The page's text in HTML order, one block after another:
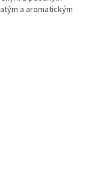
a aromatickým